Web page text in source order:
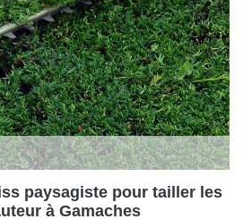
paysagiste pour tailler les
à Gamaches